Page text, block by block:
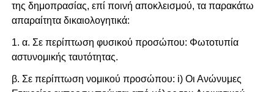
της δημοπρασίας, επί ποινή αποκλεισμού, τα παρακάτω
απαραίτητα δικαιολογητικά:
1. α. Σε περίπτωση φυσικού προσώπου: Φωτοτυπία
αστυνομικής ταυτότητας.
β. Σε περίπτωση νομικού προσώπου: i) Οι Ανώνυμες